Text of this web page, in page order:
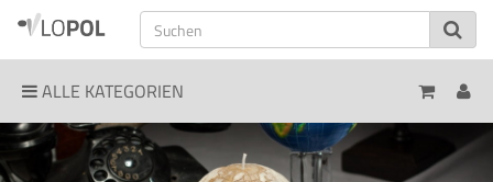
ALLE KATEGORIEN